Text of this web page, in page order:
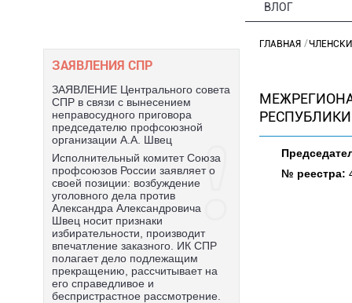
ВЛОГ
ЗАЯВЛЕНИЯ СПР
ЗАЯВЛЕНИЕ Центрального совета
СПР в связи с вынесением
неправосудного приговора
председателю профсоюзной
организации А.А. Швец
Исполнительный комитет Союза
профсоюзов России заявляет о
своей позиции: возбуждение
уголовного дела против
Александра Александровича
Швец носит признаки
избирательности, производит
впечатление заказного. ИК СПР
полагает дело подлежащим
прекращению, рассчитывает на
его справедливое и
беспристрастное рассмотрение.
ГЛАВНАЯ
№ реестра: